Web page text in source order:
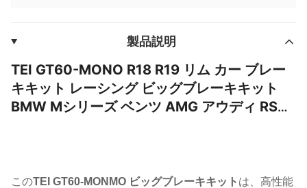
製品説明
TEI GT60-MONO R18 R19 リム カー ブレー
キキット レーシング ビッグブレーキキット
BMW Mシリーズ ベンツ AMG アウディ RS
このTEI GT60-MONMO ビッグブレーキキット は、高性能